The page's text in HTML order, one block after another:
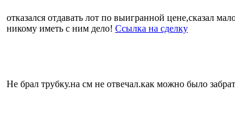
отказался отдавать лот по выигранной цене,сказал
никому иметь с ним дело! Ссылка на сделку
Не брал трубку.на см не отвечал.как можно было